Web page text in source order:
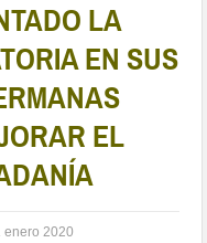
LA
EN SUS
EL
enero 2020